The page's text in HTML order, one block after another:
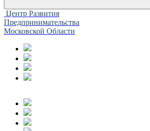
Центр Развития
Предпринимательства
Московской Области